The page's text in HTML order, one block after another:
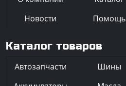
Новости
Помощь
Каталог товаров
Автозапчасти Шины